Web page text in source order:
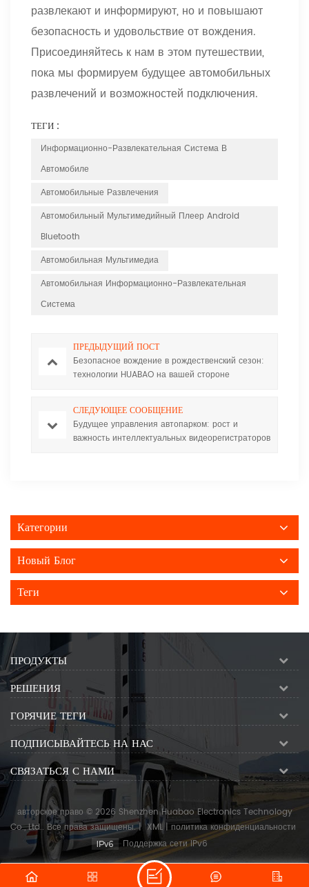
развлекают и информируют, но и повышают
безопасность и удовольствие от вождения.
Присоединяйтесь к нам в этом путешествии,
пока мы формируем будущее автомобильных
развлечений и возможностей подключения.
ТЕГИ :
Информационно-Развлекательная Система В
Автомобиле
Автомобильные Развлечения
Автомобильный Мультимедийный Плеер Android
Bluetooth
Автомобильная Мультимедиа
Автомобильная Информационно-Развлекательная
Система
ПРЕДЫДУЩИЙ ПОСТ
Безопасное вождение в рождественский сезон:
технологии HUABAO на вашей стороне
СЛЕДУЮЩЕЕ СООБЩЕНИЕ
Будущее управления автопарком: рост и
важность интеллектуальных видеорегистраторов
Категории
Новый Блог
Теги
ПРОДУКТЫ
РЕШЕНИЯ
ГОРЯЧИЕ ТЕГИ
ПОДПИСЫВАЙТЕСЬ НА НАС
СВЯЗАТЬСЯ С НАМИ
авторское право © 2026 Shenzhen Huabao Electronics Technology
Co., Ltd.. Все права защищены.| XML | политика конфиденциальности
Поддержка сети IPv6